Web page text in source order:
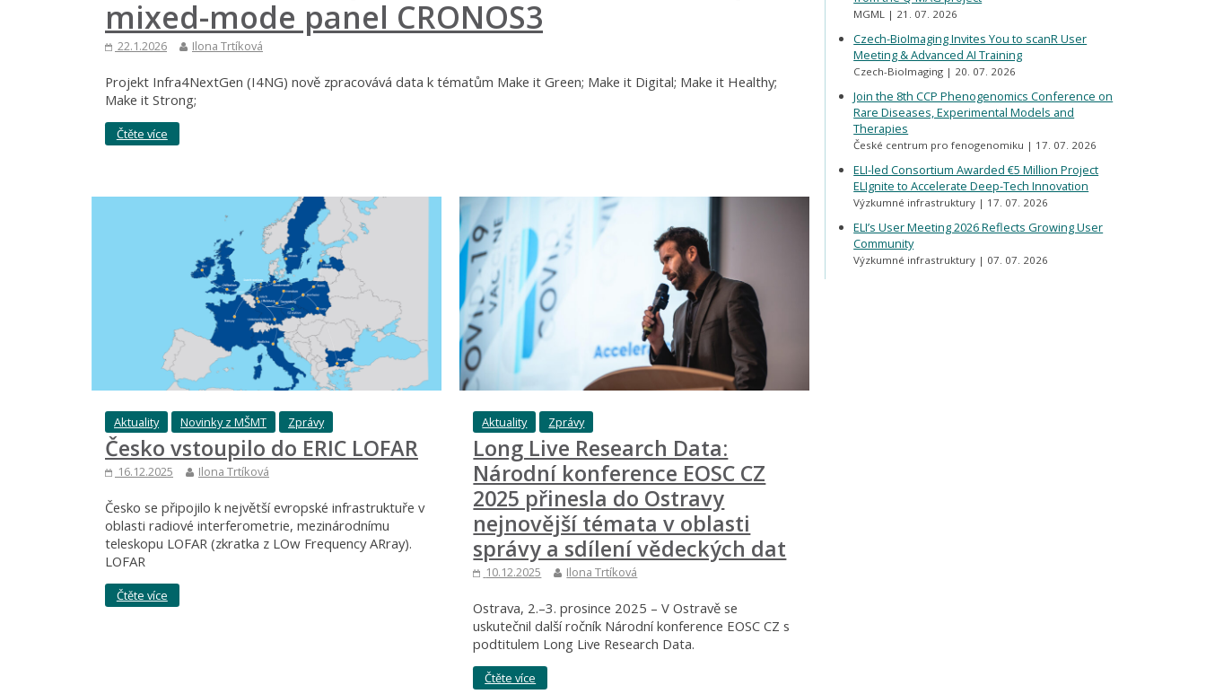
mixed-mode panel CRONOS3
22.1.2026 Ilona Trtíková
Projekt Infra4NextGen (I4NG) nově zpracovává data k tématům Make it Green; Make it Digital; Make it Healthy;
Make it Strong;
Čtěte více
Aktuality Novinky z MŠMT Zprávy
Česko vstoupilo do ERIC LOFAR
16.12.2025 Ilona Trtíková
Česko se připojilo k největší evropské infrastruktuře v
oblasti radiové interferometrie, mezinárodnímu
teleskopu LOFAR (zkratka z LOw Frequency ARray).
LOFAR
Čtěte více
Aktuality Zprávy
Long Live Research Data:
Národní konference EOSC CZ
2025 přinesla do Ostravy
nejnovější témata v oblasti
správy a sdílení vědeckých dat
10.12.2025 Ilona Trtíková
Ostrava, 2.–3. prosince 2025 – V Ostravě se
uskutečnil další ročník Národní konference EOSC CZ s
podtitulem Long Live Research Data.
Čtěte více
MGML 21. 07. 2026
Czech-BioImaging Invites You to scanR User
Meeting & Advanced AI Training
Czech-BioImaging 20. 07. 2026
Join the 8th CCP Phenogenomics Conference on
Rare Diseases, Experimental Models and
Therapies
České centrum pro fenogenomiku 17. 07. 2026
ELI-led Consortium Awarded €5 Million Project
ELIgnite to Accelerate Deep-Tech Innovation
Výzkumné infrastruktury 17. 07. 2026
ELI’s User Meeting 2026 Reflects Growing User
Community
Výzkumné infrastruktury 07. 07. 2026